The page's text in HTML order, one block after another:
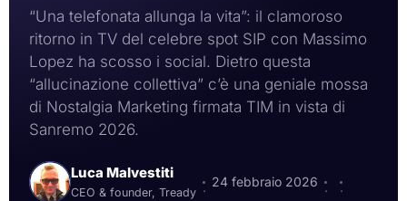
“Una telefonata allunga la vita”: il clamoroso
ritorno in TV del celebre spot SIP con Massimo
Lopez ha scosso i social. Dietro questa
“allucinazione collettiva” c’è una geniale mossa
di Nostalgia Marketing firmata TIM in vista di
Sanremo 2026.
Luca Malvestiti
CEO & founder, Tready ·
24 febbraio 2026
·
·